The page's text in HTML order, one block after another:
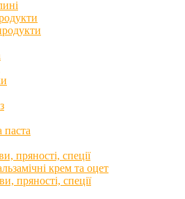
паста
пряності, спеції
крем та оцет
пряності, спеції